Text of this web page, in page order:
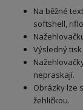
Na běžné
softshell,
Výsledný
nepraskají.
Obrázky lze
žehličkou.